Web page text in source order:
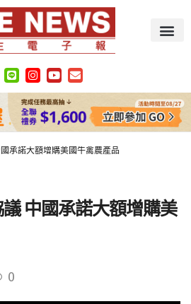
承諾大額增購美國牛禽農產品
中國承諾大額增購美
0